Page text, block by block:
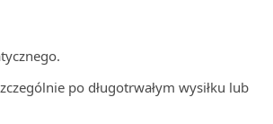
po długotrwałym wysiłku lub